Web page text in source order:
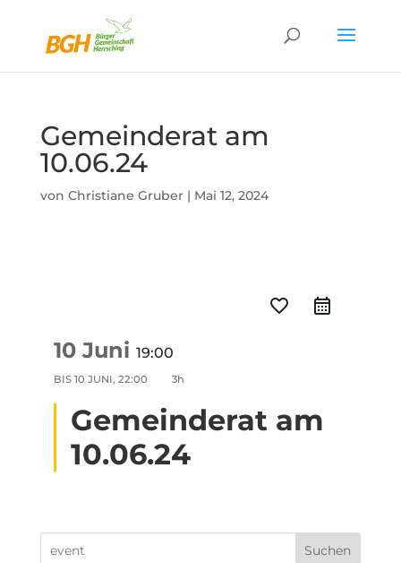
Gemeinderat am
10.06.24
von Christiane Gruber| Mai 12, 2024
favorite_border
10 Juni 19:00
BIS 10 JUNI, 22:00 3h
Gemeinderat am
10.06.24
Suchen